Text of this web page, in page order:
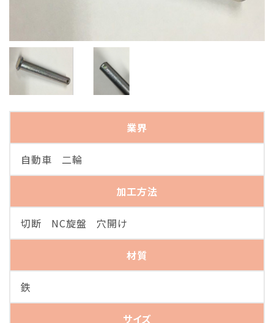
業界
自動車 二輪
加工方法
切断 NC旋盤 穴開け
材質
鉄
サイズ